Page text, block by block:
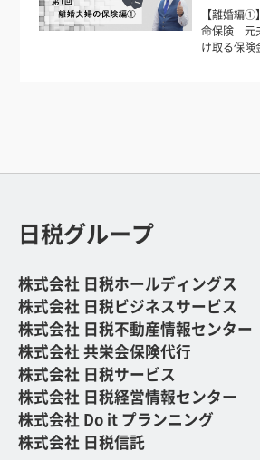
【離婚編①
命保険 元
け取る保
日税グループ
株式会社 日税ホールディングス
株式会社 日税ビジネスサービス
株式会社 日税不動産情報センター
株式会社 共栄会保険代行
株式会社 日税サービス
株式会社 日税経営情報センター
株式会社 Do it プランニング
株式会社 日税信託